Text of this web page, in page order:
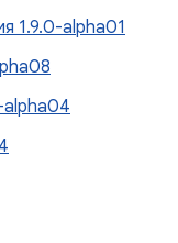
1.9.0-alpha01